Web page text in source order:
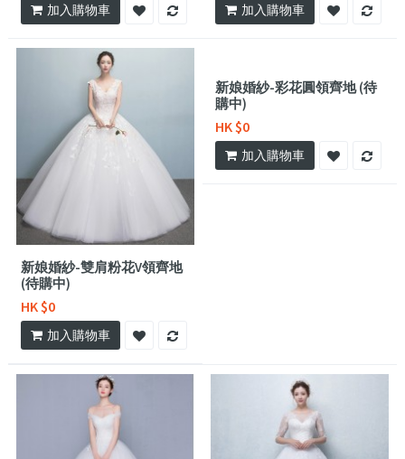
加入購物車 加入購物車
新娘婚紗-雙肩粉花V領齊地
(待購中)
HK $0
加入購物車
新娘婚紗-彩花圓領齊地 (待
購中)
HK $0
加入購物車